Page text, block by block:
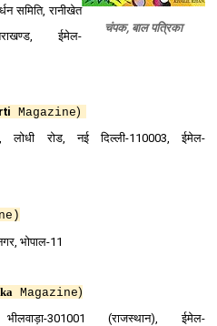
चंपक, बाल पत्रिका
समिति, रानीखेत
ईमेल-
Magazine)
लोधी रोड, नई दिल्‍ली-110003, ईमेल-
भोपाल-11
Magazine)
301001 (राजस्‍थान), ईमेल-